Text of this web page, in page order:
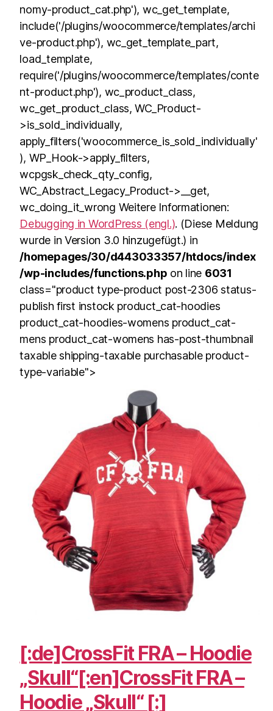
nomy-product_cat.php'), wc_get_template,
include('/plugins/woocommerce/templates/archi
ve-product.php'), wc_get_template_part,
load_template,
require('/plugins/woocommerce/templates/conte
nt-product.php'), wc_product_class,
wc_get_product_class, WC_Product-
>is_sold_individually,
apply_filters('woocommerce_is_sold_individually'
), WP_Hook->apply_filters,
wcpgsk_check_qty_config,
WC_Abstract_Legacy_Product->__get,
wc_doing_it_wrong Weitere Informationen:
Debugging in WordPress (engl.). (Diese Meldung
wurde in Version 3.0 hinzugefügt.) in
/homepages/30/d443033357/htdocs/index
/wp-includes/functions.php on line 6031
class="product type-product post-2306 status-
publish first instock product_cat-hoodies
product_cat-hoodies-womens product_cat-
mens product_cat-womens has-post-thumbnail
taxable shipping-taxable purchasable product-
type-variable">
[:de]CrossFit FRA – Hoodie
„Skull“[:en]CrossFit FRA –
Hoodie „Skull“ [:]